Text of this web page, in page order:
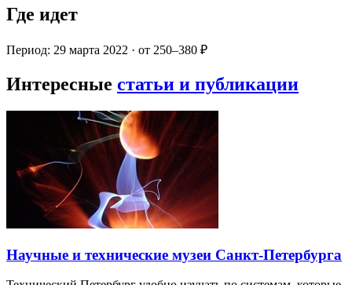
Где идет
Период: 29 марта 2022 · от 250–380 ₽
Интересные статьи и публикации
Научные и технические музеи Санкт-Петербурга